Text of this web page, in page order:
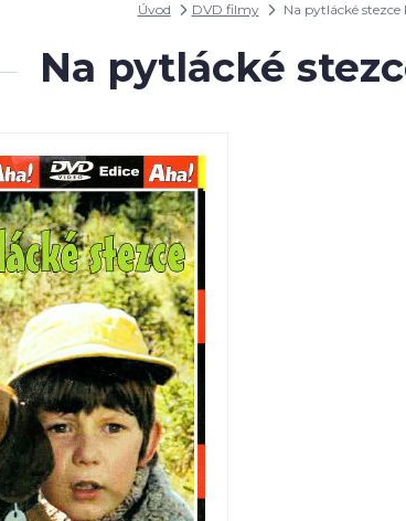
Úvod DVD filmy Na pytlácké stezce
Na pytlácké